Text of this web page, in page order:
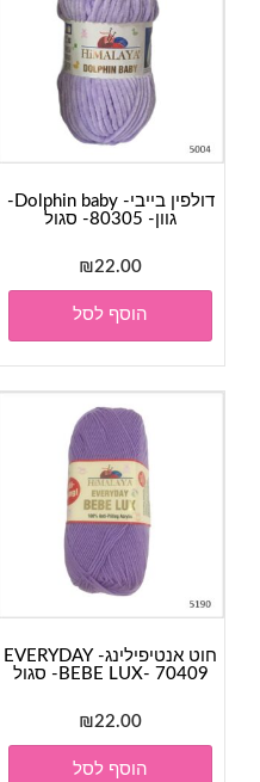
דולפין בייבי- Dolphin baby-
גוון- 80305- סגול
₪22.00
הוסף לסל
חוט אנטיפילינג- EVERYDAY
BEBE LUX- 70409- סגול
₪22.00
הוסף לסל